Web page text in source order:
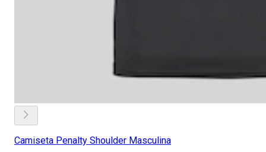
Camiseta Penalty Shoulder Masculina